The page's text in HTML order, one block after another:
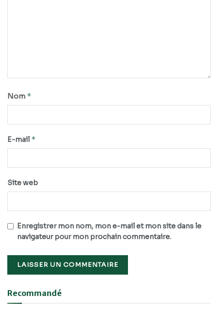
Nom *
E-mail *
Site web
Enregistrer mon nom, mon e-mail et mon site dans le
navigateur pour mon prochain commentaire.
Recommandé